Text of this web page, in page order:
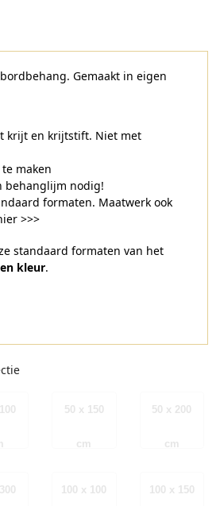
Gemaakt in eigen
krijt en krijtstift. Niet met
maken
behanglijm nodig!
formaten. Maatwerk ook
>>>
standaard formaten van het
kleur.
50 x 150
cm
50 x 200
cm
100 x 100 100 x 150